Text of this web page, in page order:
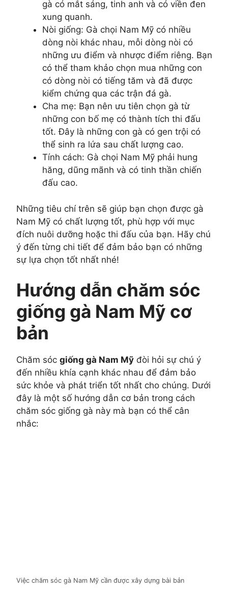
gà có mắt sáng, tinh anh và có viền đen
xung quanh.
Nòi giống: Gà chọi Nam Mỹ có nhiều
dòng nòi khác nhau, mỗi dòng nòi có
những ưu điểm và nhược điểm riêng. Bạn
có thể tham khảo chọn mua những con
có dòng nòi có tiếng tăm và đã được
kiểm chứng qua các trận đá gà.
Cha mẹ: Bạn nên ưu tiên chọn gà từ
những con bố mẹ có thành tích thi đấu
tốt. Đây là những con gà có gen trội có
thể sinh ra lứa sau chất lượng cao.
Tính cách: Gà chọi Nam Mỹ phải hung
hăng, dũng mãnh và có tinh thần chiến
đấu cao.
Những tiêu chí trên sẽ giúp bạn chọn được gà
Nam Mỹ có chất lượng tốt, phù hợp với mục
đích nuôi dưỡng hoặc thi đấu của bạn. Hãy chú
ý đến từng chi tiết để đảm bảo bạn có những
sự lựa chọn tốt nhất nhé!
Hướng dẫn chăm sóc
giống gà Nam Mỹ cơ
bản
Chăm sóc giống gà Nam Mỹ đòi hỏi sự chú ý
đến nhiều khía cạnh khác nhau để đảm bảo
sức khỏe và phát triển tốt nhất cho chúng. Dưới
đây là một số hướng dẫn cơ bản trong cách
chăm sóc giống gà này mà bạn có thể cân
nhắc:
Việc chăm sóc gà Nam Mỹ cần được xây dựng bài bản